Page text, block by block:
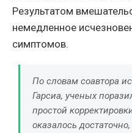
Результатом
немедленное
симптомов.
По словам соавтора
Гарсиа, ученых
простой
оказалось